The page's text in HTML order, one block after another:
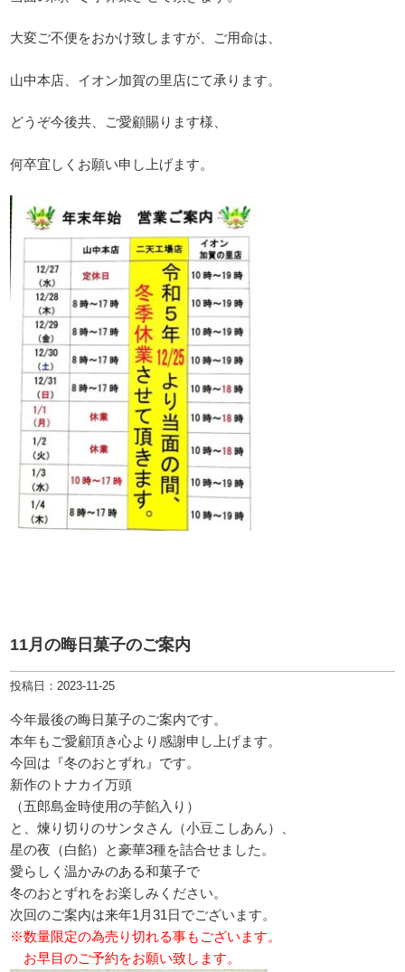
大変ご不便をおかけ致しますが、ご用命は、
山中本店、イオン加賀の里店にて承ります。
どうぞ今後共、ご愛顧賜ります様、
何卒宜しくお願い申し上げます。
11月の晦日菓子のご案内
投稿日：2023-11-25
今年最後の晦日菓子のご案内です。
本年もご愛顧頂き心より感謝申し上げます。
今回は『冬のおとずれ』です。
新作のトナカイ万頭
（五郎島金時使用の芋餡入り）
と、煉り切りのサンタさん（小豆こしあん）、
星の夜（白餡）と豪華3種を詰合せました。
愛らしく温かみのある和菓子で
冬のおとずれをお楽しみください。
次回のご案内は来年1月31日でございます。
※数量限定の為売り切れる事もございます。
お早目のご予約をお願い致します。